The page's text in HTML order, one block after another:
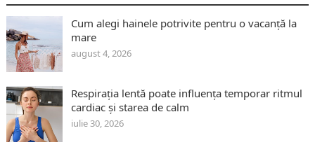
Cum alegi hainele potrivite pentru o vacanță la
mare
august 4, 2026
Respirația lentă poate influența temporar ritmul
cardiac și starea de calm
iulie 30, 2026